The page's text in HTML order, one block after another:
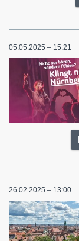
05.05.2025 – 15:21
26.02.2025 – 13:00